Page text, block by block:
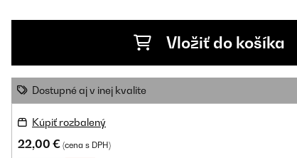
Vložiť do košíka
Dostupné aj v inej kvalite
Kúpiť rozbalený
22,00 € (cena s DPH)